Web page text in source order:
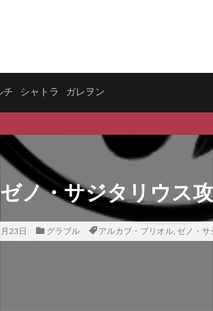
チ シャトラ ガレヲン
ノ・サジタリウス
23日 グラブル アルカブ・プリオル, ゼノ・サ